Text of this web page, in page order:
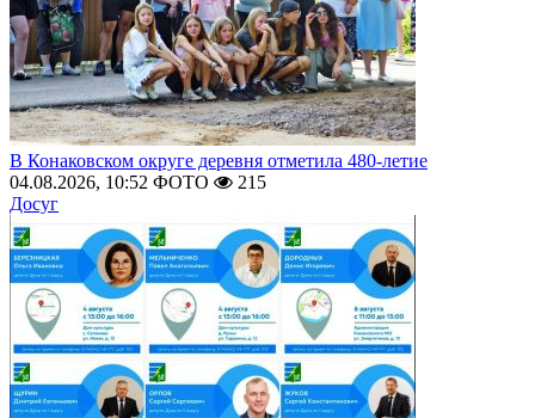
В Конаковском округе деревня отметила 480-летие
04.08.2026, 10:52 ФОТО
215
Досуг